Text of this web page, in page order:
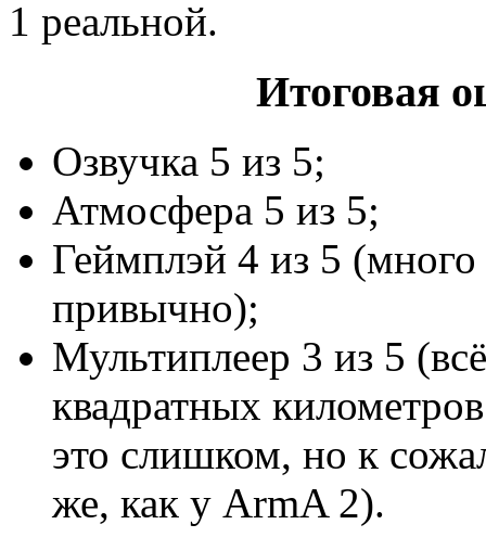
1 реальной.
Итоговая
Озвучка 5 из 5;
Атмосфера 5 из 5;
Геймплэй 4 из 5 (много
привычно);
Мультиплеер 3 из 5
квадратных
это слишком, но к
же, как у ArmA 2).